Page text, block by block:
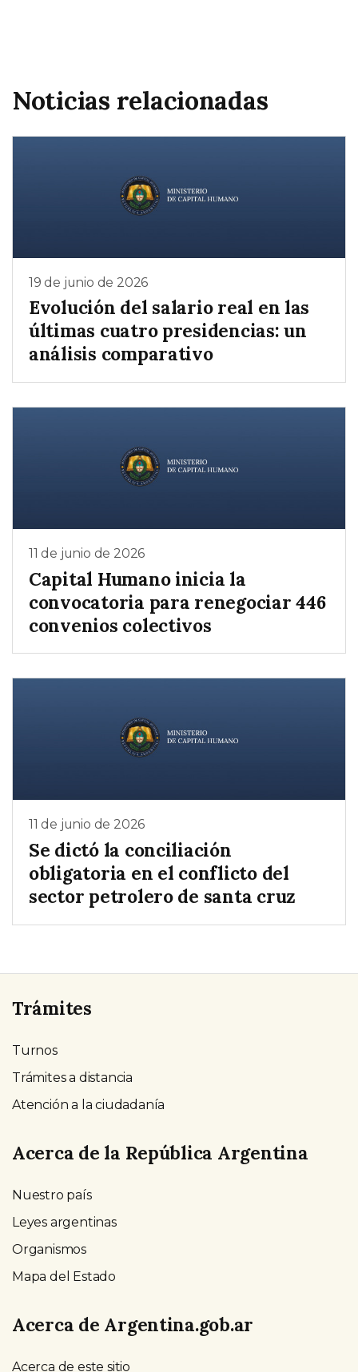
Noticias relacionadas
19 de junio de 2026
Evolución del salario real en las
últimas cuatro presidencias: un
análisis comparativo
11 de junio de 2026
Capital Humano inicia la
convocatoria para renegociar 446
convenios colectivos
11 de junio de 2026
Se dictó la conciliación
obligatoria en el conflicto del
sector petrolero de santa cruz
Trámites
Turnos
Trámites a distancia
Atención a la ciudadanía
Acerca de la República Argentina
Nuestro país
Leyes argentinas
Organismos
Mapa del Estado
Acerca de Argentina.gob.ar
Acerca de este sitio